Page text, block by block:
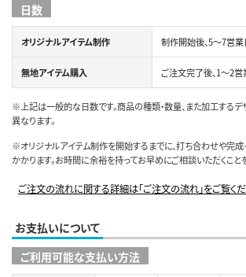
日数
オリジナルアイテム制作 制作開始後、5～7営
無地アイテム購入 ご注文完了後、1～2
※上記は一般的な日数です。商品の種類・数量、また加工する
異なります。
※オリジナルアイテム制作を開始するまでに、打ち合わせや完
かかります。お時間に余裕を持ってお早めにご相談いただくこと
ご注文の流れに関する詳細は「ご注文の流れ」をご覧くだ
お支払いについて
ご利用可能な支払い方法